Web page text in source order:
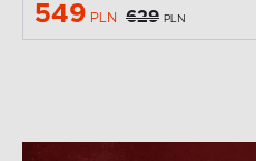
549 PLN 629 PLN